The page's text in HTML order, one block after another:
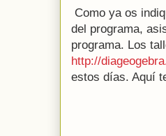
Como ya os
del programa,
programa. Los
http://
estos días. Aquí